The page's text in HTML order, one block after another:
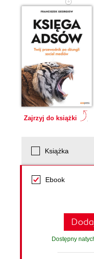
Zajrzyj do książki
Książka
Ebook
Dostępny